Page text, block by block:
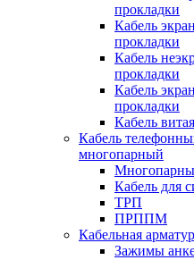
прокладки
Кабель
прокладки
Кабель
прокладки
Кабель
прокладки
Кабель
Кабель
многопарный
Кабель для
ТРП
ПРППМ
Кабельная
Зажимы